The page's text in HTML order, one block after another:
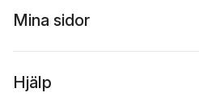
Mina sidor
Hjälp